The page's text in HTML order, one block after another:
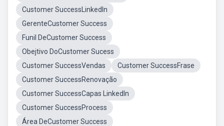
Customer SuccessLinkedIn
GerenteCustomer Success
Funil DeCustomer Success
Obejtivo DoCustomer Sucess
Customer SuccessVendas
Customer SuccessFrase
Customer SuccessRenovação
Customer SuccessCapas LinkedIn
Customer SuccessProcess
Área DeCustomer Success